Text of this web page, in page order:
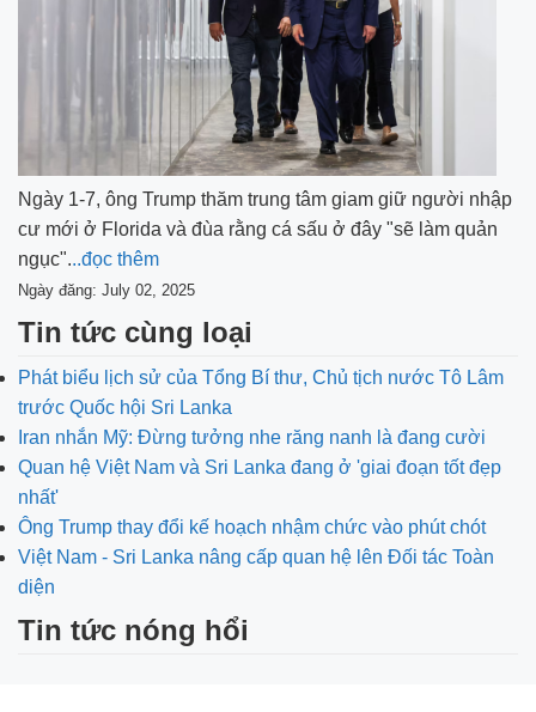
Ngày 1-7, ông Trump thăm trung tâm giam giữ người nhập
cư mới ở Florida và đùa rằng cá sấu ở đây "sẽ làm quản
ngục"...đọc thêm
Ngày đăng: July 02, 2025
Tin tức cùng loại
Phát biểu lịch sử của Tổng Bí thư, Chủ tịch nước Tô Lâm
trước Quốc hội Sri Lanka
Iran nhắn Mỹ: Đừng tưởng nhe răng nanh là đang cười
Quan hệ Việt Nam và Sri Lanka đang ở 'giai đoạn tốt đẹp
nhất'
Ông Trump thay đổi kế hoạch nhậm chức vào phút chót
Việt Nam - Sri Lanka nâng cấp quan hệ lên Đối tác Toàn
diện
Tin tức nóng hổi